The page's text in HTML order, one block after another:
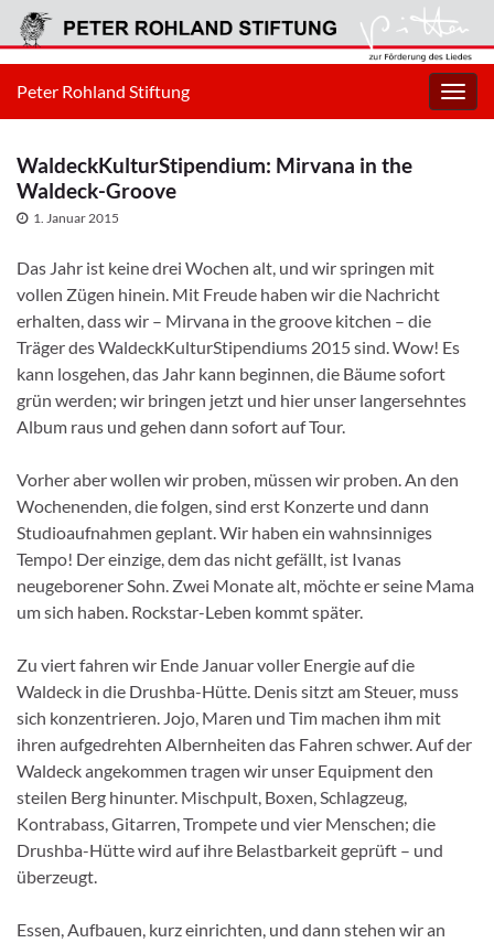
Peter Rohland Stiftung
WaldeckKulturStipendium: Mirvana in the
Waldeck-Groove
1. Januar 2015
Das Jahr ist keine drei Wochen alt, und wir springen mit
vollen Zügen hinein. Mit Freude haben wir die Nachricht
erhalten, dass wir – Mirvana in the groove kitchen – die
Träger des WaldeckKulturStipendiums 2015 sind. Wow! Es
kann losgehen, das Jahr kann beginnen, die Bäume sofort
grün werden; wir bringen jetzt und hier unser langersehntes
Album raus und gehen dann sofort auf Tour.
Vorher aber wollen wir proben, müssen wir proben. An den
Wochenenden, die folgen, sind erst Konzerte und dann
Studioaufnahmen geplant. Wir haben ein wahnsinniges
Tempo! Der einzige, dem das nicht gefällt, ist Ivanas
neugeborener Sohn. Zwei Monate alt, möchte er seine Mama
um sich haben. Rockstar-Leben kommt später.
Zu viert fahren wir Ende Januar voller Energie auf die
Waldeck in die Drushba-Hütte. Denis sitzt am Steuer, muss
sich konzentrieren. Jojo, Maren und Tim machen ihm mit
ihren aufgedrehten Albernheiten das Fahren schwer. Auf der
Waldeck angekommen tragen wir unser Equipment den
steilen Berg hinunter. Mischpult, Boxen, Schlagzeug,
Kontrabass, Gitarren, Trompete und vier Menschen; die
Drushba-Hütte wird auf ihre Belastbarkeit geprüft – und
überzeugt.
Essen, Aufbauen, kurz einrichten, und dann stehen wir an